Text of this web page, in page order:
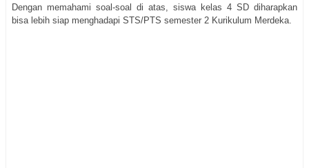
Dengan memahami soal-soal di atas, siswa kelas 4 SD diharapkan
bisa lebih siap menghadapi STS/PTS semester 2 Kurikulum Merdeka.